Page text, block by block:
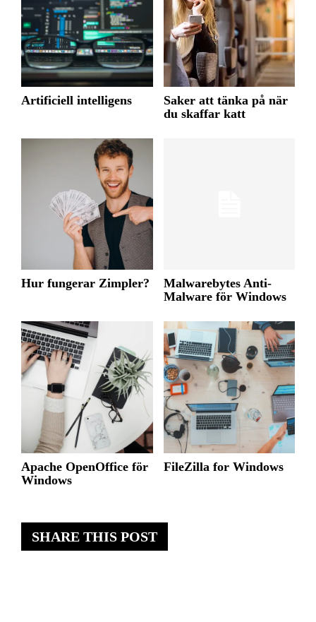
SHARE THIS POST
Artificiell intelligens
Saker att tänka på när
du skaffar katt
Hur fungerar Zimpler?
Malwarebytes Anti-
Malware för Windows
Apache OpenOffice för
Windows
FileZilla for Windows